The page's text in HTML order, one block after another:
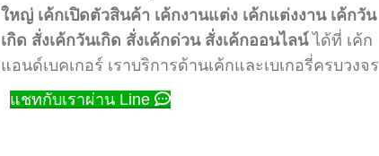
ใหญ่ เค้กเปิดตัวสินค้า เค้กงานแต่ง เค้กแต่งงาน เค้กวัน
เกิด สั่งเค้กวันเกิด สั่งเค้กด่วน สั่งเค้กออนไลน์ได้ที่ เค้ก
แอนด์เบคเกอร์ เราบริการด้านเค้กและเบเกอรี่ครบวงจร
แชทกับเราผ่าน Line